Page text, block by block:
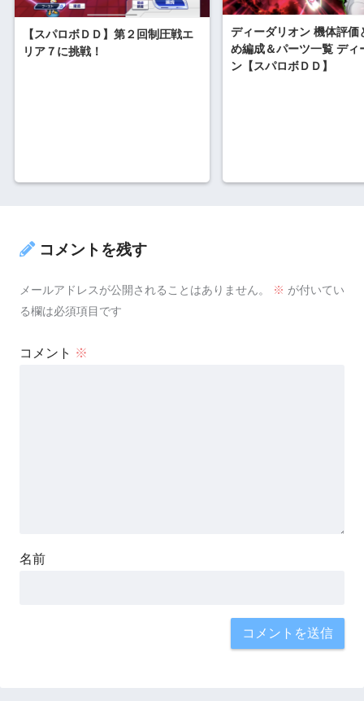
【スパロボＤＤ】第２回制圧戦エ
リア７に挑戦！
ディーダリオン 機体評価
め編成＆パーツ一覧 ディ
ン【スパロボＤＤ】
コメントを残す
メールアドレスが公開されることはありません。 ※ が付いてい
る欄は必須項目です
コメント ※
名前